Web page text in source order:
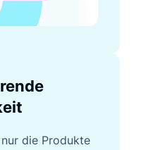
die Produkte